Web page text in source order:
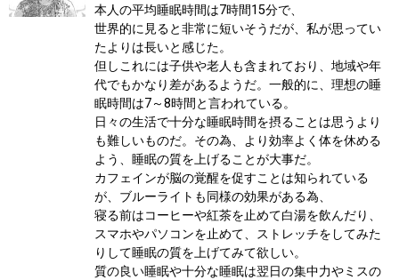
本人の平均睡眠時間は7時間15分で、
世界的に見ると非常に短いそうだが、私が思ってい
たよりは長いと感じた。
但しこれには子供や老人も含まれており、地域や年
代でもかなり差があるようだ。一般的に、理想の睡
眠時間は7～8時間と言われている。
日々の生活で十分な睡眠時間を摂ることは思うより
も難しいものだ。その為、より効率よく体を休める
よう、睡眠の質を上げることが大事だ。
カフェインが脳の覚醒を促すことは知られている
が、ブルーライトも同様の効果がある為、
寝る前はコーヒーや紅茶を止めて白湯を飲んだり、
スマホやパソコンを止めて、ストレッチをしてみた
りして睡眠の質を上げてみて欲しい。
質の良い睡眠や十分な睡眠は翌日の集中力やミスの